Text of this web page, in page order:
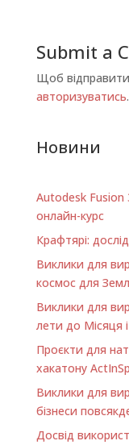
Submit a
Щоб
авторизуватись.
Новини
Autodesk Fusion
онлайн-курс
Крафтярі:
Виклики для
космос для
Виклики для
лети до Місяця і
Проєкти для
хакатону
Виклики для
бізнеси
Досвід